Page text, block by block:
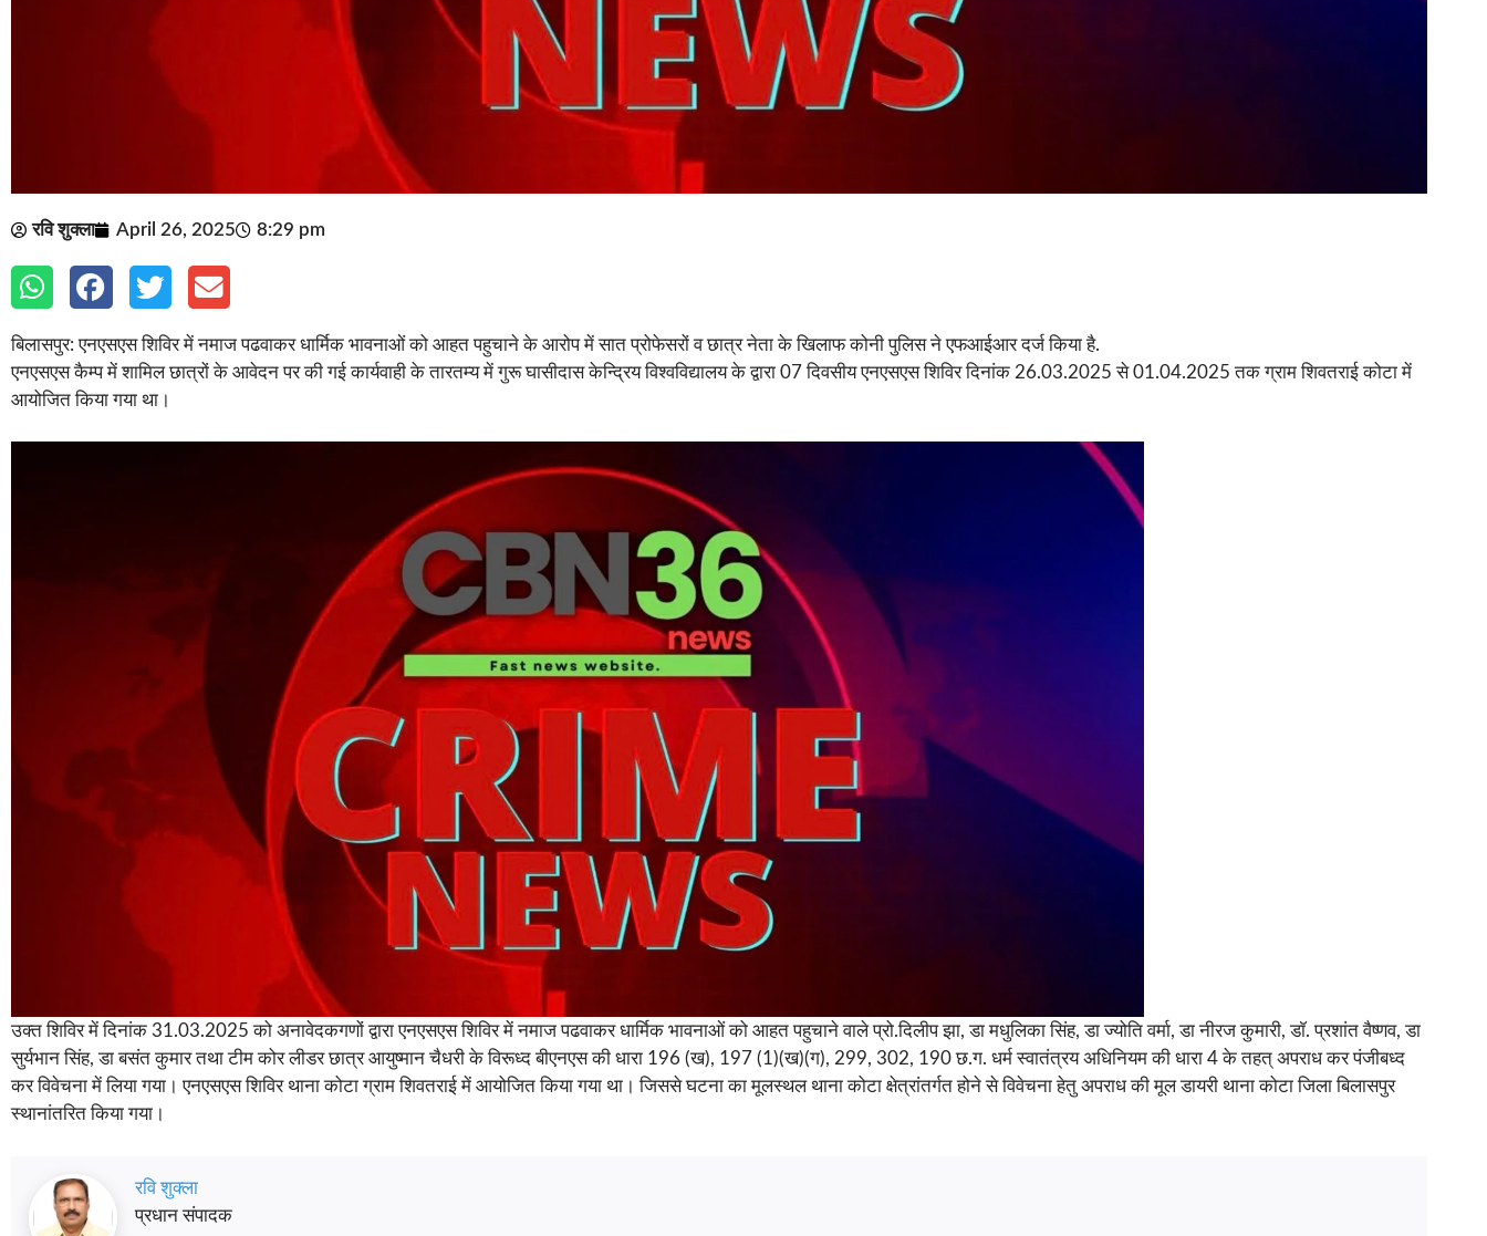
रवि शुक्ला April 26, 2025 8:29 pm
बिलासपुर: एनएसएस शिविर में नमाज पढवाकर धार्मिक भावनाओं को आहत पहुचाने के आरोप में सात प्रोफेसरों व छात्र नेता के खिलाफ कोनी पुलिस ने एफआईआर दर्ज किया है.
एनएसएस कैम्प में शामिल छात्रों के आवेदन पर की गई कार्यवाही के तारतम्य में गुरू घासीदास केन्द्रिय विश्वविद्यालय के द्वारा 07 दिवसीय एनएसएस शिविर दिनांक 26.03.2025 से 01.04.2025 तक ग्राम शिवतराई कोटा में
आयोजित किया गया था।
उक्त शिविर में दिनांक 31.03.2025 को अनावेदकगणों द्वारा एनएसएस शिविर में नमाज पढवाकर धार्मिक भावनाओं को आहत पहुचाने वाले प्रो.दिलीप झा, डा मधुलिका सिंह, डा ज्योति वर्मा, डा नीरज कुमारी, डाॅ. प्रशांत वैष्णव, डा
सुर्यभान सिंह, डा बसंत कुमार तथा टीम कोर लीडर छात्र आयुष्मान चैधरी के विरूध्द बीएनएस की धारा 196 (ख), 197 (1)(ख)(ग), 299, 302, 190 छ.ग. धर्म स्वातंत्रय अधिनियम की धारा 4 के तहत् अपराध कर पंजीबध्द
कर विवेचना में लिया गया। एनएसएस शिविर थाना कोटा ग्राम शिवतराई में आयोजित किया गया था। जिससे घटना का मूलस्थल थाना कोटा क्षेत्रांतर्गत होने से विवेचना हेतु अपराध की मूल डायरी थाना कोटा जिला बिलासपुर
स्थानांतरित किया गया।
रवि शुक्ला
प्रधान संपादक